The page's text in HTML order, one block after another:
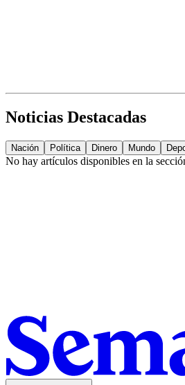
Noticias Destacadas
Nación Política Dinero Mundo
No hay artículos disponibles en la